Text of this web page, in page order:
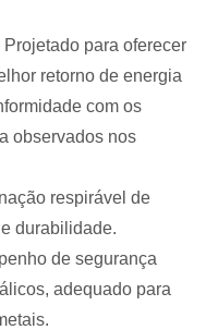
Projetado para oferecer
retorno de energia
com os
observados nos
respirável de
durabilidade.
de segurança
adequado para